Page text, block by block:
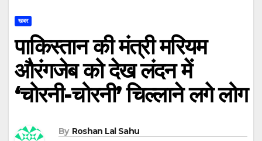
खबर
पाकिस्तान की मंत्री मरियम
औरंगजेब को देख लंदन में
‘चोरनी-चोरनी’ चिल्लाने लगे लोग
By Roshan Lal Sahu